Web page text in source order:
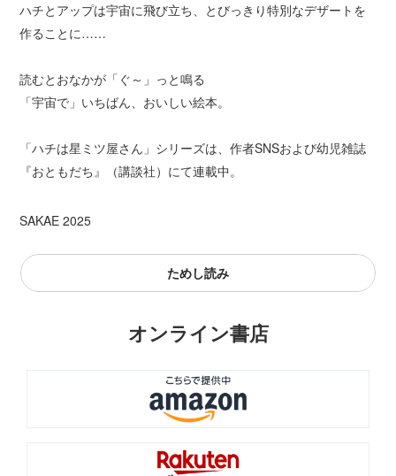
ハチとアップは宇宙に飛び立ち、とびっきり特別なデザートを
作ることに……
読むとおなかが「ぐ～」っと鳴る
「宇宙で」いちばん、おいしい絵本。
「ハチは星ミツ屋さん」シリーズは、作者SNSおよび幼児雑誌
『おともだち』（講談社）にて連載中。
SAKAE 2025
ためし読み
オンライン書店